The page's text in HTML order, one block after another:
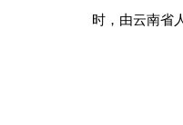
时，由云南省